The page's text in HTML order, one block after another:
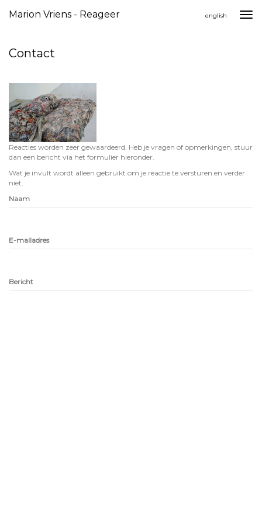
Marion Vriens - Reageer english
Contact
Reacties worden zeer gewaardeerd. Heb je vragen of opmerkingen, stuur
dan een bericht via het formulier hieronder.
Wat je invult wordt alleen gebruikt om je reactie te versturen en verder
niet.
Naam
E-mailadres
Bericht